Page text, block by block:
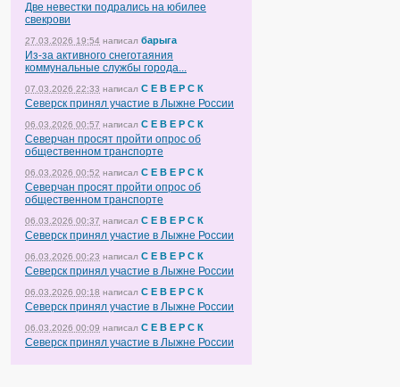
Две невестки подрались на юбилее
свекрови
27.03.2026 19:54 написал барыга
Из-за активного снеготаяния
коммунальные службы города...
07.03.2026 22:33 написал С Е В Е Р С К
Северск принял участие в Лыжне России
06.03.2026 00:57 написал С Е В Е Р С К
Северчан просят пройти опрос об
общественном транспорте
06.03.2026 00:52 написал С Е В Е Р С К
Северчан просят пройти опрос об
общественном транспорте
06.03.2026 00:37 написал С Е В Е Р С К
Северск принял участие в Лыжне России
06.03.2026 00:23 написал С Е В Е Р С К
Северск принял участие в Лыжне России
06.03.2026 00:18 написал С Е В Е Р С К
Северск принял участие в Лыжне России
06.03.2026 00:09 написал С Е В Е Р С К
Северск принял участие в Лыжне России